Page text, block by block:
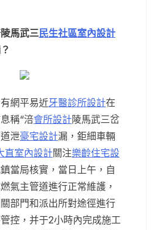
馬武三民生社區室內設計
網平易近牙醫診所設計在
稱“涪會所設計陵馬武三岔
泄豪宅設計漏，鉅細車輛
直室內設計關注樂齡住宅設
當局核實，當日上午，自
氣主管道進行正常維護，
部門和派出所對途徑進行
控，并于2小時內完成施工